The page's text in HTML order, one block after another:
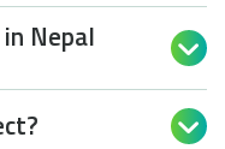
Nepal 
